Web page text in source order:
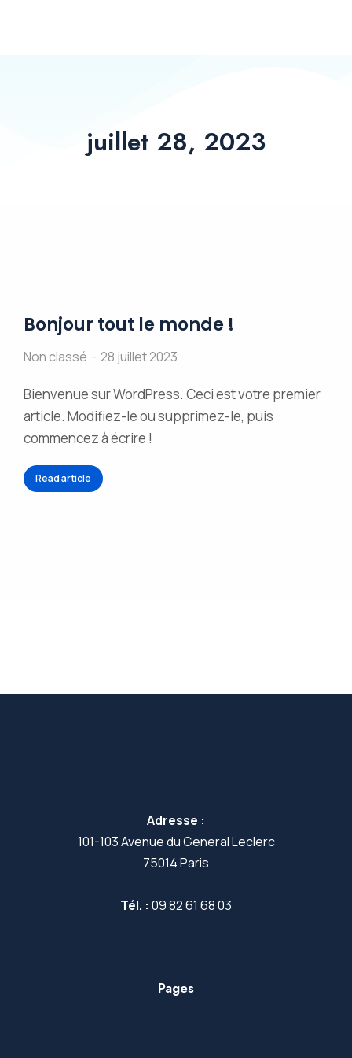
juillet 28, 2023
Bonjour tout le monde !
Non classé 28 juillet 2023
Bienvenue sur WordPress. Ceci est votre premier
article. Modifiez-le ou supprimez-le, puis
commencez à écrire !
Read article
Adresse :
101-103 Avenue du General Leclerc
75014 Paris
Tél. : 09 82 61 68 03
Pages